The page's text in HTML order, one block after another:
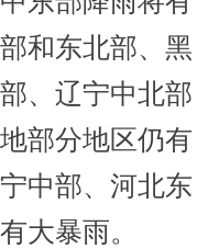
和东北部、黑
、辽宁中北部
部分地区仍有
中部、河北东
大暴雨。